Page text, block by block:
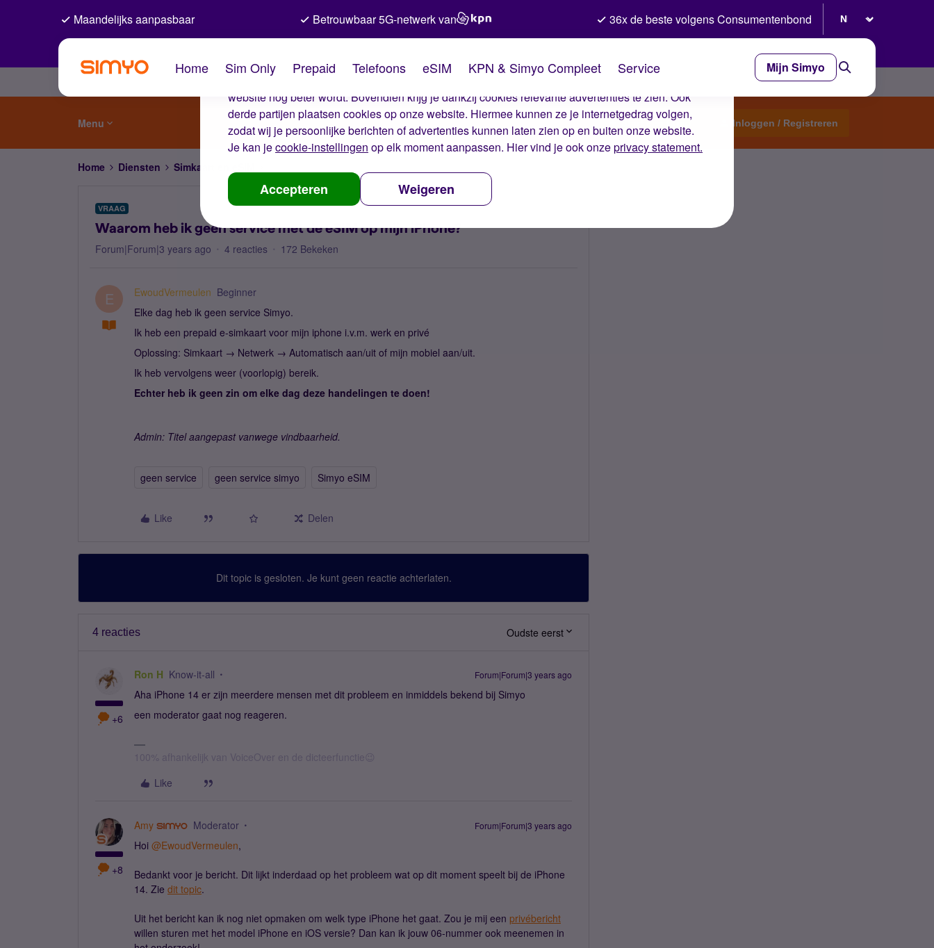
De cookies van Simyo
Wij gebruiken cookies op onze website. Met deze cookies zorgen wij ervoor dat je ervaring op de
website nog beter wordt. Bovendien krijg je dankzij cookies relevante advertenties te zien. Ook
derde partijen plaatsen cookies op onze website. Hiermee kunnen ze je internetgedrag volgen,
zodat wij je persoonlijke berichten of advertenties kunnen laten zien op en buiten onze website.
Je kan jecookie-instellingen op elk moment aanpassen. Hier vind je ook onzeprivacy statement.
Accepteren Weigeren
Maandelijks aanpasbaar Betrouwbaar 5G-netwerk van 36x de beste volgens Consumentenbond
Home Sim Only Prepaid Telefoons eSIM KPN & Simyo Compleet Service Mijn Simyo
Menu Start een topic Inloggen / Registreren
Home Diensten Simkaart en eSIM
VRAAG
Waarom heb ik geen service met de eSIM op mijn iPhone?
Forum|Forum|3 years ago 4 reacties 172 Bekeken
E EwoudVermeulen Beginner
Elke dag heb ik geen service Simyo.
Ik heb een prepaid e-simkaart voor mijn iphone i.v.m. werk en privé
Oplossing: Simkaart → Netwerk → Automatisch aan/uit of mijn mobiel aan/uit.
Ik heb vervolgens weer (voorlopig) bereik.
Echter heb ik geen zin om elke dag deze handelingen te doen!
Admin: Titel aangepast vanwege vindbaarheid.
geen service geen service simyo Simyo eSIM
Like Delen
Dit topic is gesloten. Je kunt geen reactie achterlaten.
4 reacties Oudste eerst
+6
Ron H Know-it-all Forum|Forum|3 years ago
Aha iPhone 14 er zijn meerdere mensen met dit probleem en inmiddels bekend bij Simyo
een moderator gaat nog reageren.
100% afhankelijk van VoiceOver en de dicteerfunctie😉
Like
+8
Amy Moderator Forum|Forum|3 years ago
Hoi @EwoudVermeulen,
Bedankt voor je bericht. Dit lijkt inderdaad op het probleem wat op dit moment speelt bij de iPhone
14. Zie dit topic.
Uit het bericht kan ik nog niet opmaken om welk type iPhone het gaat. Zou je mij een privébericht
willen sturen met het model iPhone en iOS versie? Dan kan ik jouw 06-nummer ook meenemen in